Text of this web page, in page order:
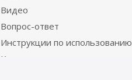
Видео
Вопрос-ответ
Инструкции по использованию
Каталог производителя